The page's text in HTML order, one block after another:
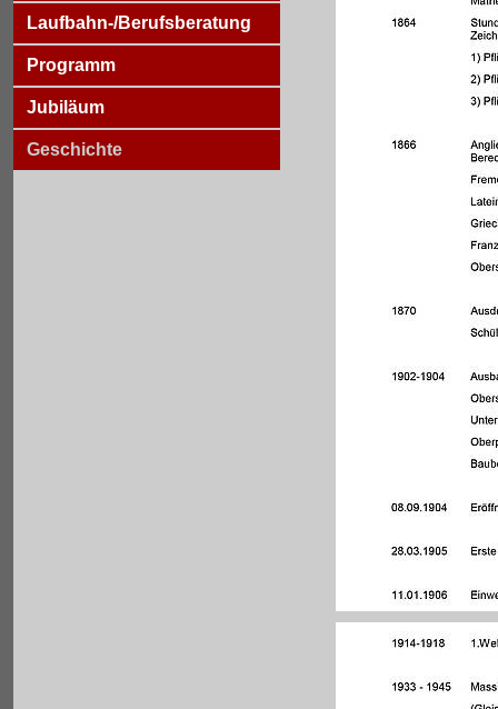
Laufbahn-/Berufsberatung
Programm
Jubiläum
Geschichte